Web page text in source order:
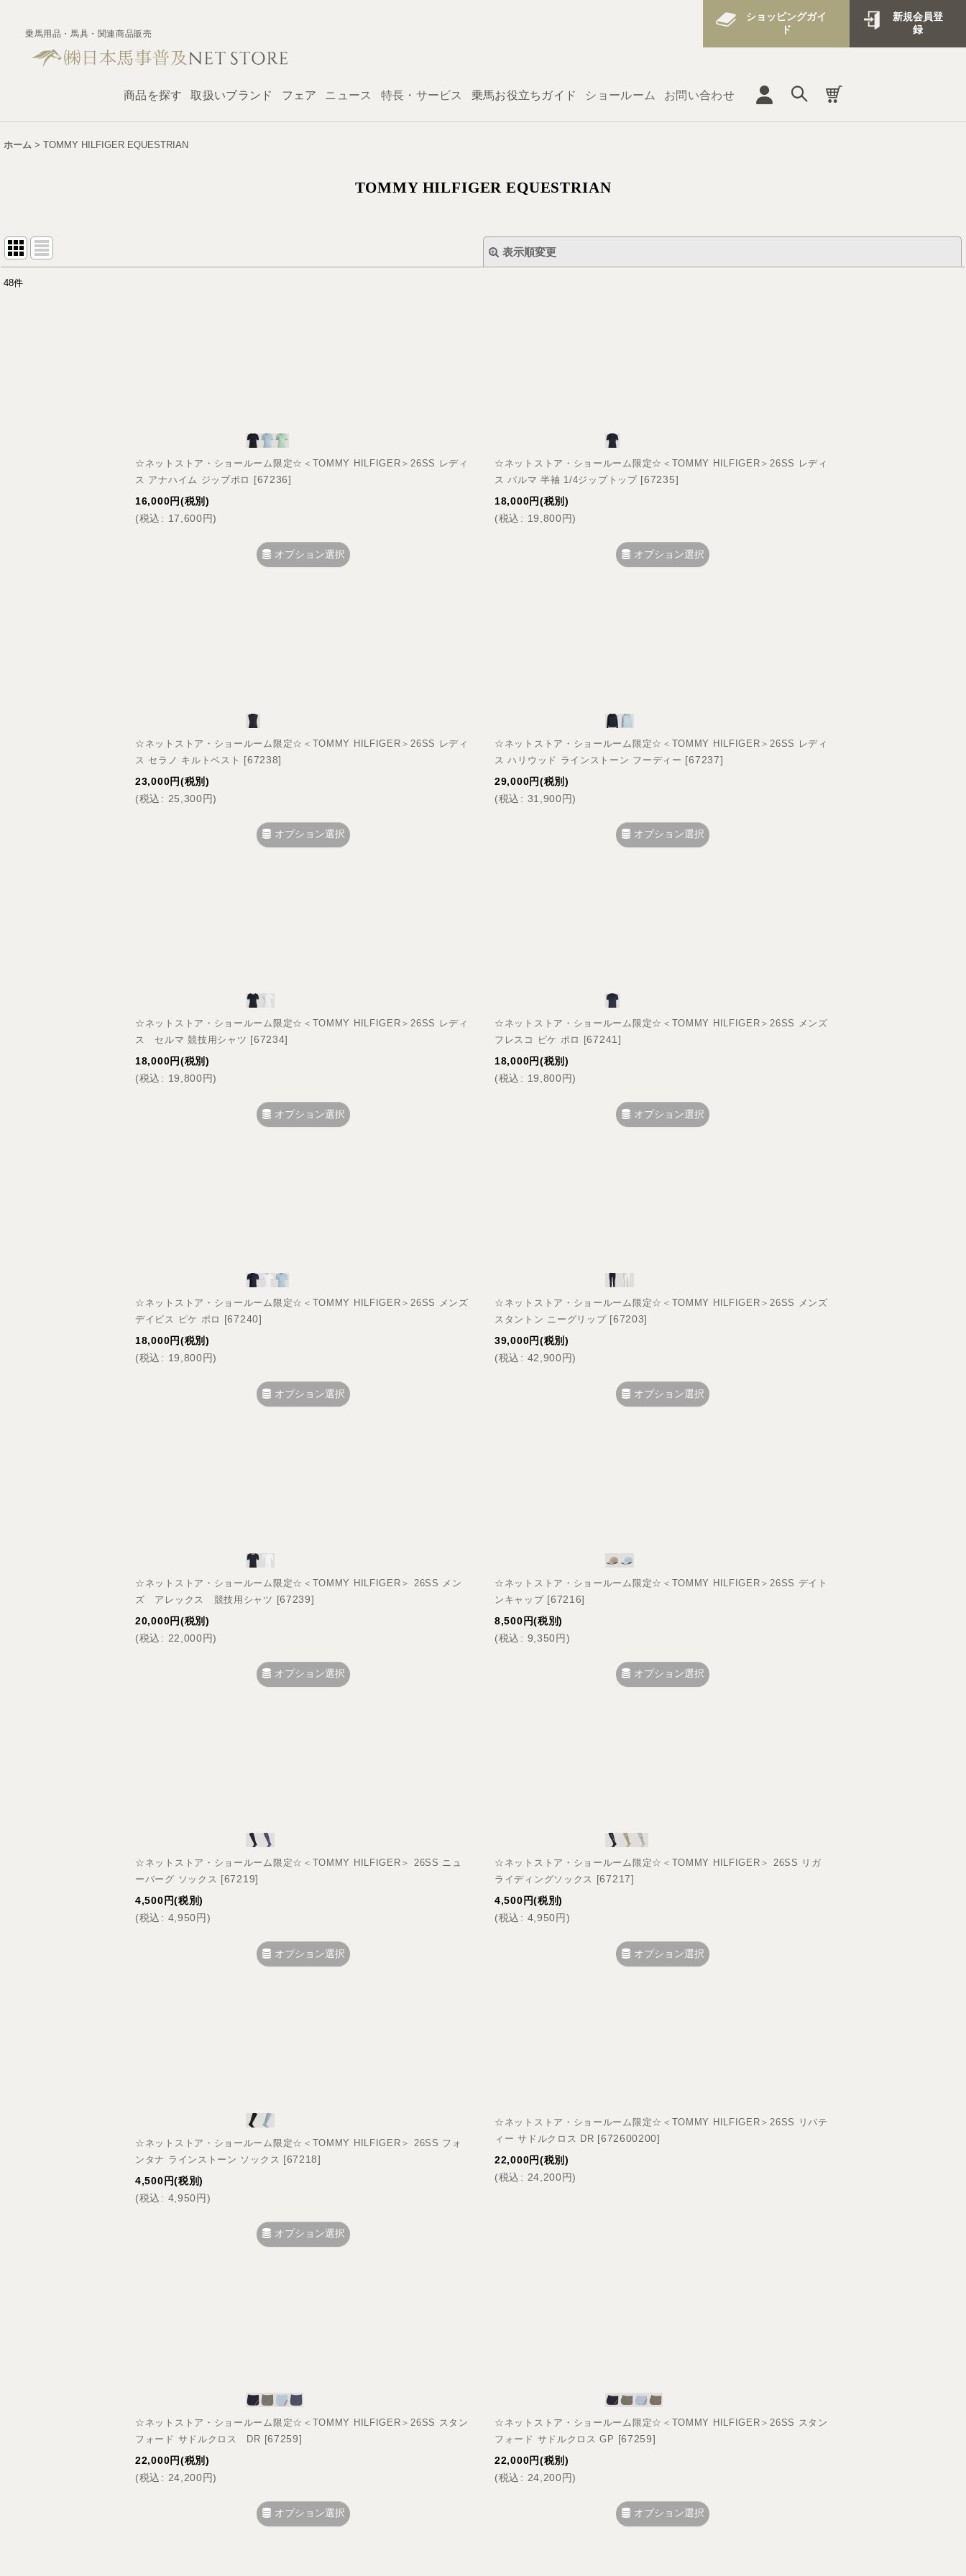
乗馬用品・馬具・関連商品販売
ショッピングガイ
ド
新規会員登
録
商品を探す 取扱いブランド フェア ニュース 特長・サービス 乗馬お役立ちガイド ショールーム お問い合わせ
ホーム > TOMMY HILFIGER EQUESTRIAN
TOMMY HILFIGER EQUESTRIAN
表示順変更
48件
☆ネットストア・ショールーム限定☆＜TOMMY HILFIGER＞26SS レディ
ス アナハイム ジップポロ [67236]
16,000円(税別)
(税込 : 17,600円)
オプション選択
☆ネットストア・ショールーム限定☆＜TOMMY HILFIGER＞26SS レディ
ス パルマ 半袖 1/4ジップトップ [67235]
18,000円(税別)
(税込 : 19,800円)
オプション選択
☆ネットストア・ショールーム限定☆＜TOMMY HILFIGER＞26SS レディ
ス セラノ キルトベスト [67238]
23,000円(税別)
(税込 : 25,300円)
オプション選択
☆ネットストア・ショールーム限定☆＜TOMMY HILFIGER＞26SS レディ
ス ハリウッド ラインストーン フーディー [67237]
29,000円(税別)
(税込 : 31,900円)
オプション選択
☆ネットストア・ショールーム限定☆＜TOMMY HILFIGER＞26SS レディ
ス セルマ 競技用シャツ [67234]
18,000円(税別)
(税込 : 19,800円)
オプション選択
☆ネットストア・ショールーム限定☆＜TOMMY HILFIGER＞26SS メンズ
フレスコ ピケ ポロ [67241 ]
18,000円(税別)
(税込 : 19,800円)
オプション選択
☆ネットストア・ショールーム限定☆＜TOMMY HILFIGER＞26SS メンズ
デイビス ピケ ポロ [67240]
18,000円(税別)
(税込 : 19,800円)
オプション選択
☆ネットストア・ショールーム限定☆＜TOMMY HILFIGER＞26SS メンズ
スタントン ニーグリップ [67203]
39,000円(税別)
(税込 : 42,900円)
オプション選択
☆ネットストア・ショールーム限定☆＜TOMMY HILFIGER＞ 26SS メン
ズ アレックス 競技用シャツ [67239]
20,000円(税別)
(税込 : 22,000円)
オプション選択
☆ネットストア・ショールーム限定☆＜TOMMY HILFIGER＞26SS デイト
ンキャップ [67216]
8,500 円(税別)
(税込 : 9,350円)
オプション選択
☆ネットストア・ショールーム限定☆＜TOMMY HILFIGER＞ 26SS ニュ
ーバーグ ソックス [67219]
4,500 円(税別)
(税込 : 4,950円)
オプション選択
☆ネットストア・ショールーム限定☆＜TOMMY HILFIGER＞ 26SS リガ
ライディングソックス [67217]
4,500 円(税別)
(税込 : 4,950円)
オプション選択
☆ネットストア・ショールーム限定☆＜TOMMY HILFIGER＞ 26SS フォ
ンタナ ラインストーン ソックス [67218]
4,500円(税別)
(税込 : 4,950円)
オプション選択
☆ネットストア・ショールーム限定☆＜TOMMY HILFIGER＞26SS リバテ
ィー サドルクロス DR [672600200]
22,000円(税別)
(税込 : 24,200円)
☆ネットストア・ショールーム限定☆＜TOMMY HILFIGER＞26SS スタン
フォード サドルクロス DR [67259]
22,000円(税別)
(税込 : 24,200円)
オプション選択
☆ネットストア・ショールーム限定☆＜TOMMY HILFIGER＞26SS スタン
フォード サドルクロス GP [67259]
22,000円(税別)
(税込 : 24,200円)
オプション選択